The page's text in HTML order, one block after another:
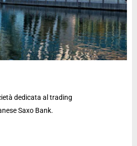
dedicata al trading
Saxo Bank.